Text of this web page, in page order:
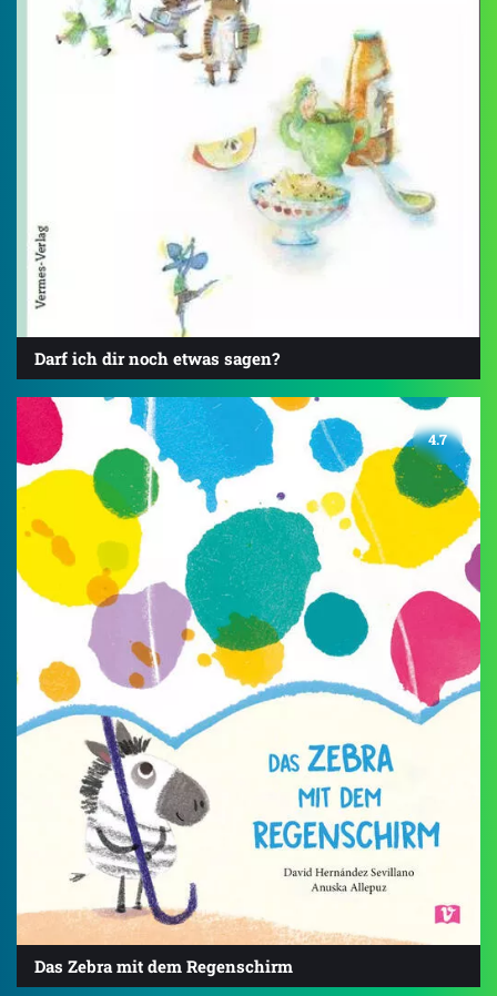
Darf ich dir noch etwas sagen?
4.7
Das Zebra mit dem Regenschirm